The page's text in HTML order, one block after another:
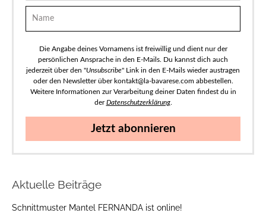
Die Angabe deines Vornamens ist freiwillig und dient nur der
persönlichen Ansprache in den E-Mails. Du kannst dich auch
jederzeit über den "Unsubscribe" Link in den E-Mails wieder austragen
oder den Newsletter über kontakt@la-bavarese.com abbestellen.
Weitere Informationen zur Verarbeitung deiner Daten findest du in
derDatenschutzerklärung.
Jetzt abonnieren
Aktuelle Beiträge
Schnittmuster Mantel FERNANDA ist online!